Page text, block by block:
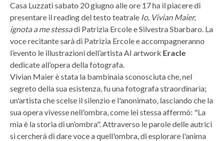
Casa Luzzati sabato 20 giugno alle ore 17 ha il piacere di
presentare il reading del testo teatrale Io, Vivian Maier,
ignota a me stessadi Patrizia Ercole e Silvestra Sbarbaro. La
voce recitante sarà di Patrizia Ercole e accompagneranno
l’evento le illustrazioni dell’artista AI artwork Eracle
dedicate all’opera della fotografa.
Vivian Maier è stata la bambinaia sconosciuta che, nel
segreto della sua esistenza, fu una fotografa straordinaria;
un'artista che scelse il silenzio e l'anonimato, lasciando che la
sua opera vivesse nell'ombra, come lei stessa affermò: "La
mia è la storia di un’ombra". Attraverso le parole delle autrici
si cercherà di dare voce a quell'ombra, di esplorare l'anima